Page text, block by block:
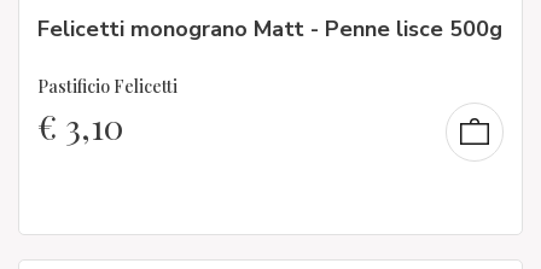
Felicetti monograno Matt - Penne lisce 500g
Pastificio Felicetti
€ 3,10